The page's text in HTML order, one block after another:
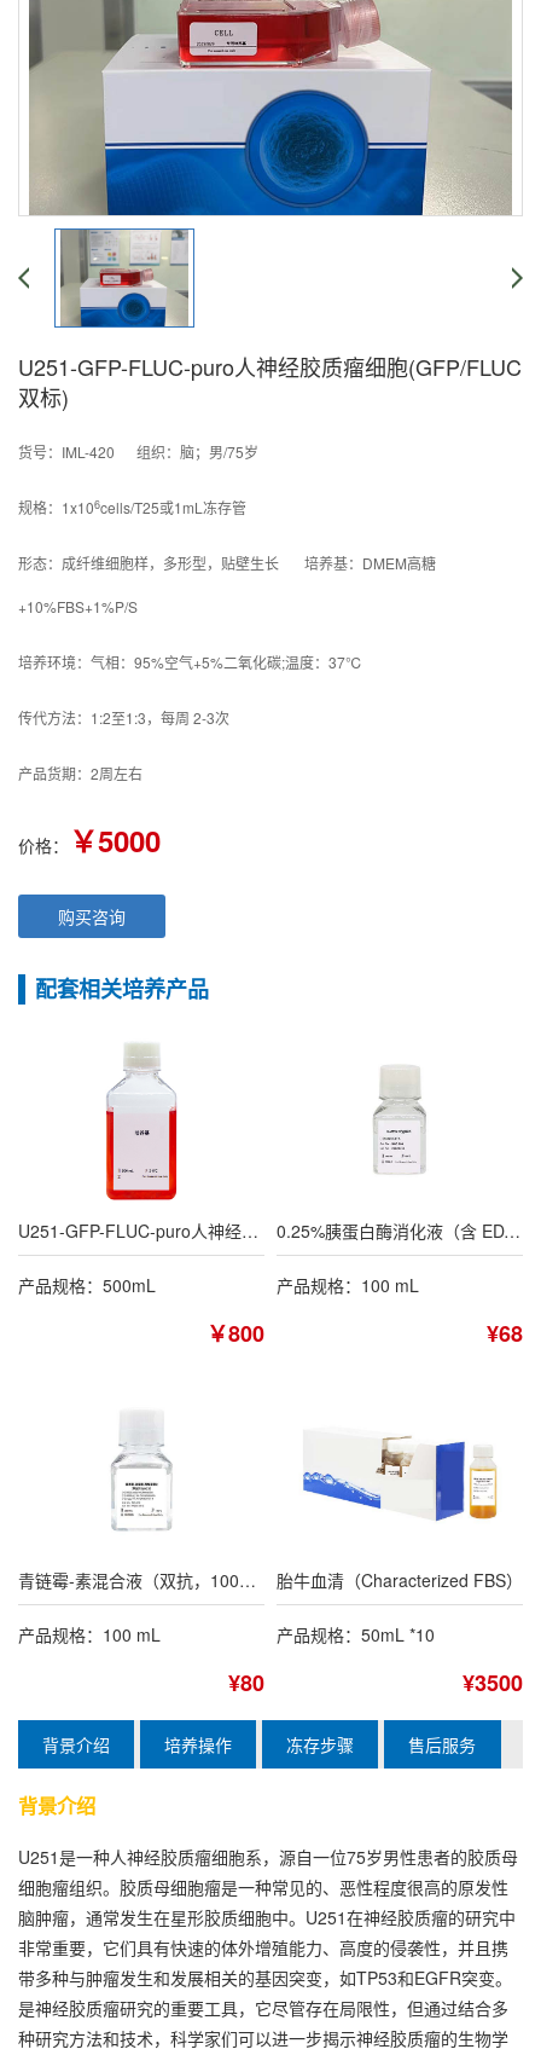
U251-GFP-FLUC-puro人神经胶质瘤细胞(GFP/FLUC
双标)
货号：IML-420 组织：脑；男/75岁
规格：1x106cells/T25或1mL冻存管
形态：成纤维细胞样，多形型，贴壁生长 培养基：DMEM高糖
+10%FBS+1%P/S
培养环境：气相：95%空气+5%二氧化碳;温度：37℃
传代方法：1:2至1:3，每周 2-3次
产品货期：2周左右
价格： ￥5000
购买咨询
配套相关培养产品
U251-GFP-FLUC-puro人神经胶质瘤细胞专用培养基
产品规格：500mL
￥800
0.25%胰蛋白酶消化液（含 EDTA，不含酚红）
产品规格：100 mL
¥68
青链霉-素混合液（双抗，100×）
产品规格：100 mL
¥80
胎牛血清（Characterized FBS）
产品规格：50mL *10
¥3500
背景介绍 培养操作 冻存步骤 售后服务
背景介绍
U251是一种人神经胶质瘤细胞系，源自一位75岁男性患者的胶质母
细胞瘤组织。胶质母细胞瘤是一种常见的、恶性程度很高的原发性
脑肿瘤，通常发生在星形胶质细胞中。U251在神经胶质瘤的研究中
非常重要，它们具有快速的体外增殖能力、高度的侵袭性，并且携
带多种与肿瘤发生和发展相关的基因突变，如TP53和EGFR突变。
是神经胶质瘤研究的重要工具，它尽管存在局限性，但通过结合多
种研究方法和技术，科学家们可以进一步揭示神经胶质瘤的生物学